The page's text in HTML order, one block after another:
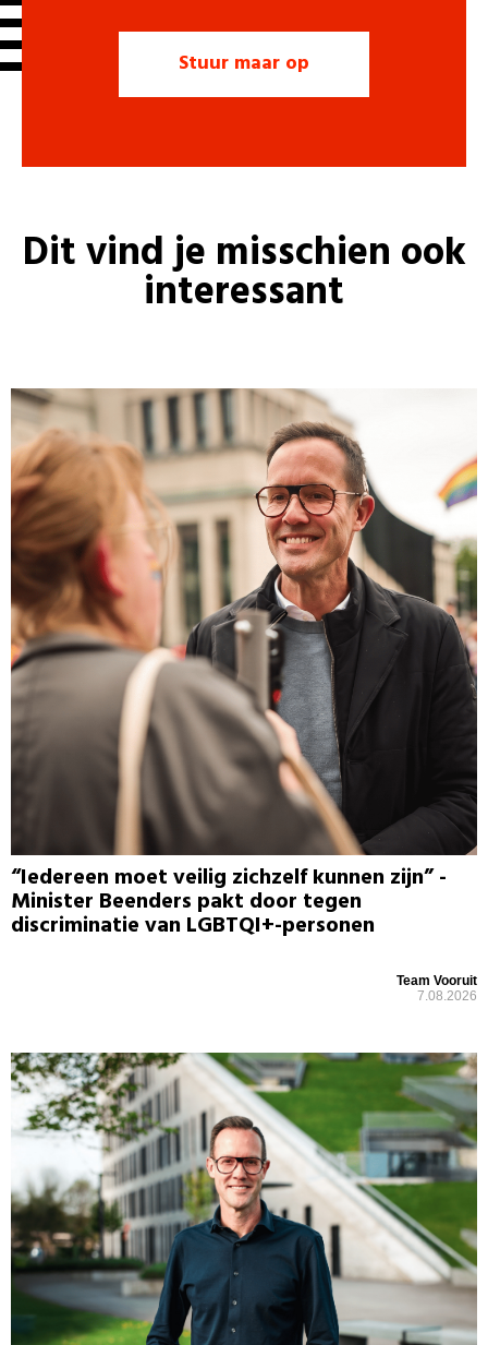
Dit vind je misschien ook
interessant
“Iedereen moet veilig zichzelf kunnen zijn” -
Minister Beenders pakt door tegen
discriminatie van LGBTQI+-personen
Team Vooruit
7.08.2026